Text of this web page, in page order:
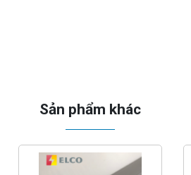
Sản phẩm khác